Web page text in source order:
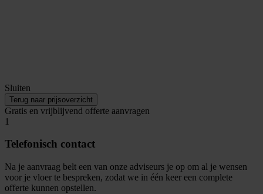
Sluiten
Terug naar prijsoverzicht
Gratis en vrijblijvend offerte aanvragen
1
Telefonisch contact
Na je aanvraag belt een van onze adviseurs je op om al je wensen
voor je vloer te bespreken, zodat we in één keer een complete
offerte kunnen opstellen.